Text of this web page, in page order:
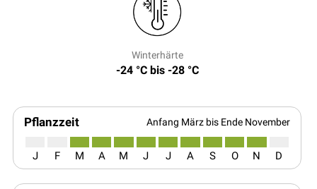
Winterhärte
-24 °C bis -28 °C
Pflanzzeit Anfang März bis Ende November
J F M A M J J A S O N D